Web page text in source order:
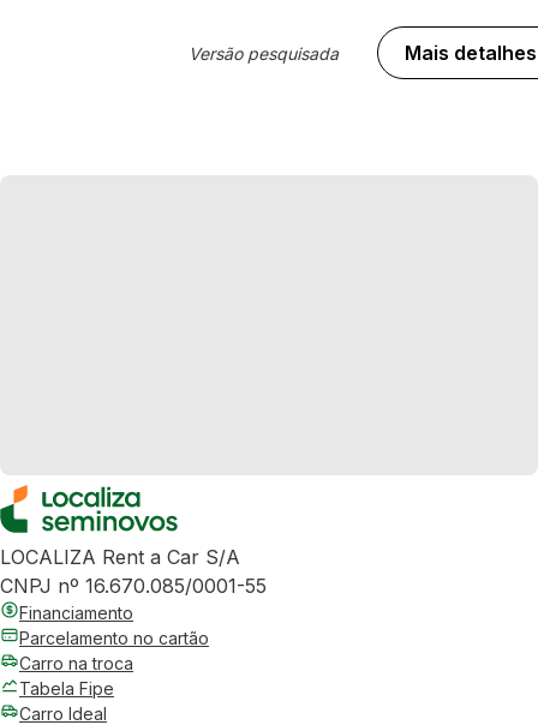
Versão pesquisada Mais detalhes
LOCALIZA Rent a Car S/A
CNPJ nº 16.670.085/0001-55
Financiamento
Parcelamento no cartão
Carro na troca
Tabela Fipe
Carro Ideal